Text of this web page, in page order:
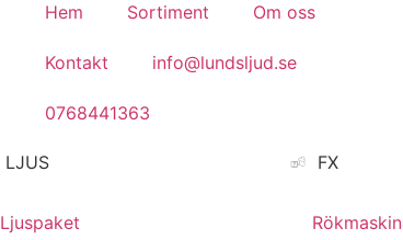
Hem Sortiment Om oss
Kontakt info@lundsljud.se
0768441363
LJUS
Ljuspaket
FX
Rökmaskin